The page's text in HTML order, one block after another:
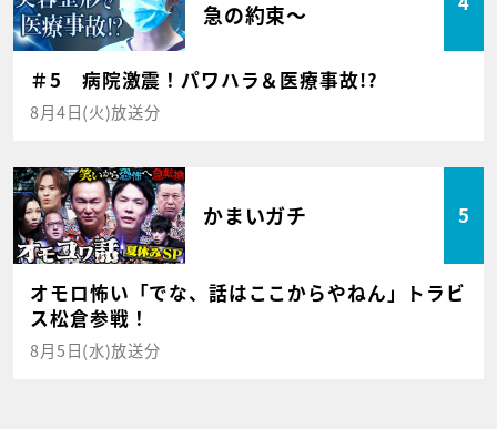
急の約束～
＃5 病院激震！パワハラ＆医療事故!?
8月4日(火)放送分
かまいガチ 5
オモロ怖い「でな、話はここからやねん」トラビ
ス松倉参戦！
8月5日(水)放送分